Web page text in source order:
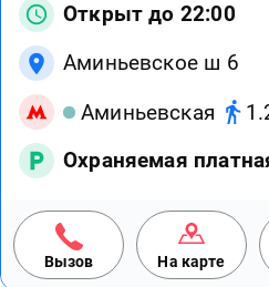
Открыт до 22:00
Аминьевское ш 6
Аминьевская
Охраняемая
Вызов На карте